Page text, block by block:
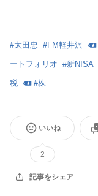
#太田忠 #FM軽井沢
ートフォリオ #新NISA
税 #株
いいね
2
記事をシェア